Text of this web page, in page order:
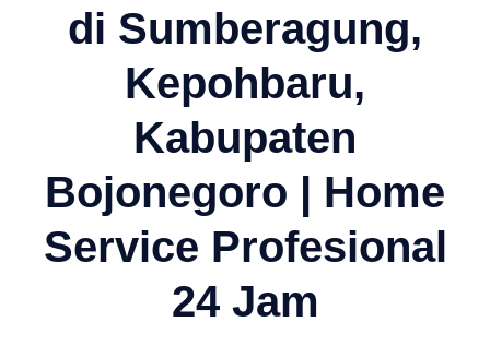
di Sumberagung,
Kepohbaru,
Kabupaten
Bojonegoro | Home
Service Profesional
24 Jam